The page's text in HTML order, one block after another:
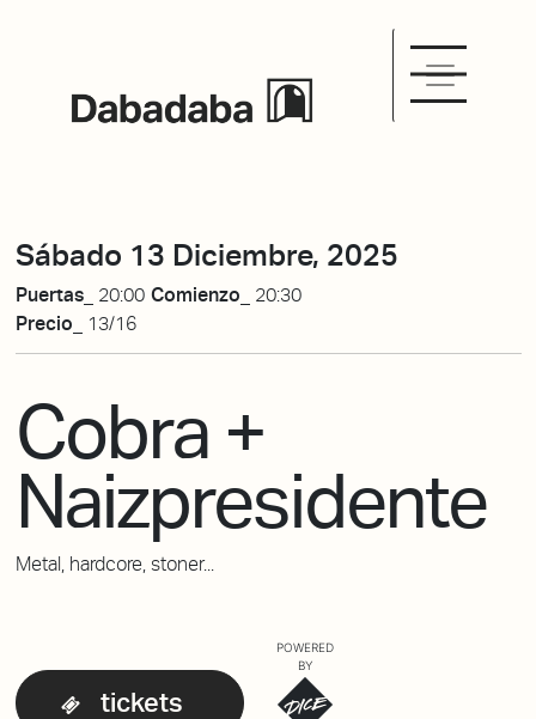
Sábado 13 Diciembre, 2025
Puertas_ 20:00 Comienzo_ 20:30
Precio_
13/16
Cobra +
Naizpresidente
Metal, hardcore, stoner...
tickets
POWERED
BY